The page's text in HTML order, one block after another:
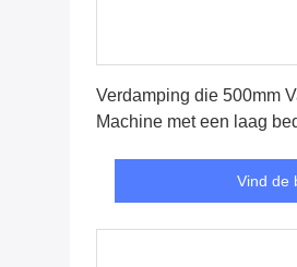
Verdamping die 500mm
Machine met een laag
Vind de